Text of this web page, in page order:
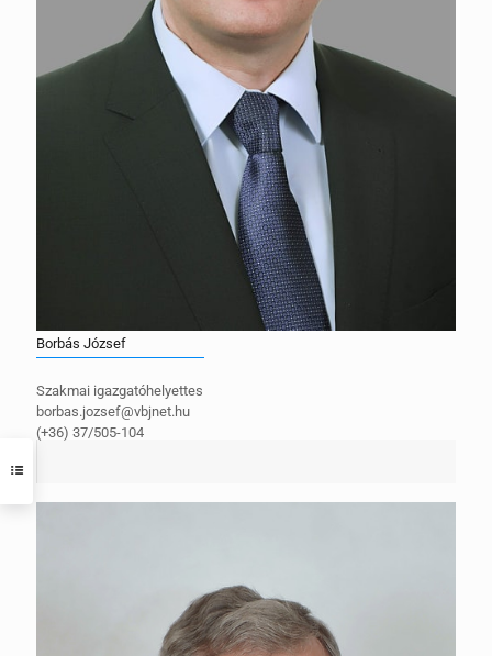
Borbás József
Szakmai igazgatóhelyettes
borbas.jozsef@vbjnet.hu
(+36) 37/505-104